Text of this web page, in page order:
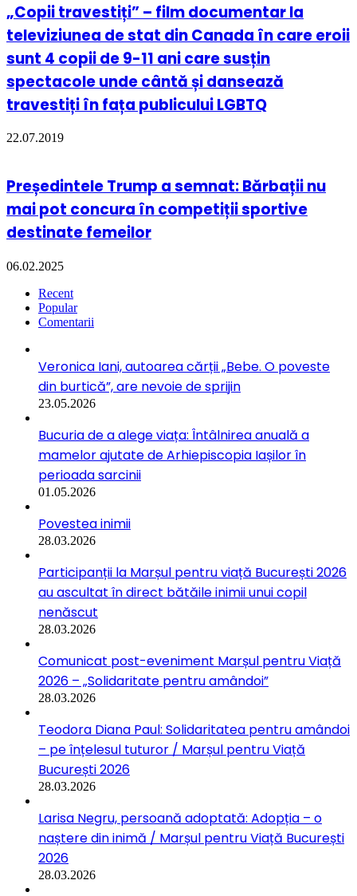
„Copii travestiți” – film documentar la
televiziunea de stat din Canada în care eroii
sunt 4 copii de 9-11 ani care susțin
spectacole unde cântă și dansează
travestiți în fața publicului LGBTQ
22.07.2019
Președintele Trump a semnat: Bărbații nu
mai pot concura în competiții sportive
destinate femeilor
06.02.2025
Recent
Popular
Comentarii
Veronica Iani, autoarea cărții „Bebe. O poveste
din burtică”, are nevoie de sprijin
23.05.2026
Bucuria de a alege viața: Întâlnirea anuală a
mamelor ajutate de Arhiepiscopia Iașilor în
perioada sarcinii
01.05.2026
Povestea inimii
28.03.2026
Participanții la Marșul pentru viață București 2026
au ascultat în direct bătăile inimii unui copil
nenăscut
28.03.2026
Comunicat post-eveniment Marșul pentru Viață
2026 – „Solidaritate pentru amândoi”
28.03.2026
Teodora Diana Paul: Solidaritatea pentru amândoi
– pe înțelesul tuturor / Marșul pentru Viață
București 2026
28.03.2026
Larisa Negru, persoană adoptată: Adopția – o
naștere din inimă / Marșul pentru Viață București
2026
28.03.2026